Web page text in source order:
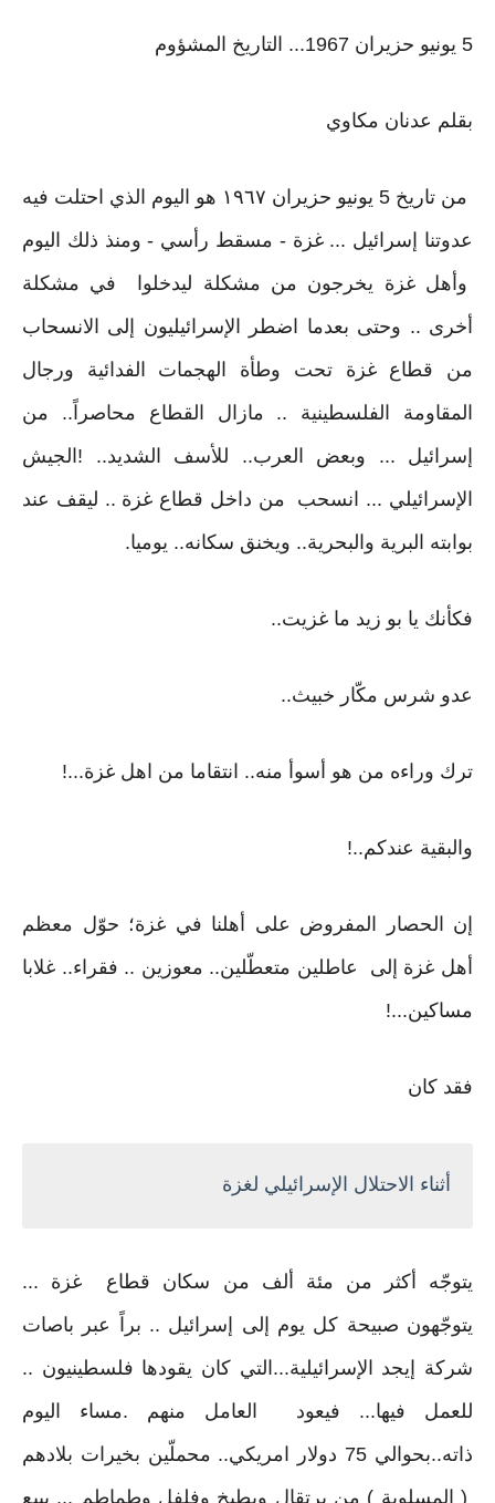
5 يونيو حزيران 1967... التاريخ المشؤوم
بقلم عدنان مكاوي
من تاريخ 5 يونيو حزيران ١٩٦٧ هو اليوم الذي احتلت فيه
عدوتنا إسرائيل ... غزة - مسقط رأسي - ومنذ ذلك اليوم
وأهل غزة يخرجون من مشكلة ليدخلوا في مشكلة
أخرى .. وحتى بعدما اضطر الإسرائيليون إلى الانسحاب
من قطاع غزة تحت وطأة الهجمات الفدائية ورجال
المقاومة الفلسطينية .. مازال القطاع محاصراً.. من
إسرائيل ... وبعض العرب.. للأسف الشديد.. ! الجيش
الإسرائيلي ... انسحب من داخل قطاع غزة .. ليقف عند
بوابته البرية والبحرية.. ويخنق سكانه.. يوميا.
فكأنك يا بو زيد ما غزيت..
عدو شرس مكّار خبيث..
ترك وراءه من هو أسوأ منه.. انتقاما من اهل غزة...!
والبقية عندكم..!
إن الحصار المفروض على أهلنا في غزة؛ حوّل معظم
أهل غزة إلى عاطلين متعطّلين.. معوزين .. فقراء.. غلابا
مساكين...!
فقد كان
أثناء الاحتلال الإسرائيلي لغزة
يتوجّه أكثر من مئة ألف من سكان قطاع غزة ...
يتوجّهون صبيحة كل يوم إلى إسرائيل .. براً عبر باصات
شركة إيجد الإسرائيلية...التي كان يقودها فلسطينيون ..
للعمل فيها... فيعود العامل منهم .مساء اليوم
ذاته..بحوالي 75 دولار امريكي.. محملّين بخيرات بلادهم
( المسلوبة ) من برتقال وبطيخ وفلفل وطماطم ... يبيع